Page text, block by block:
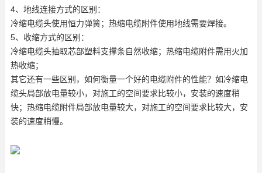
4、地线连接方式的区别：
冷缩电缆头使用恒力弹簧；热缩电缆附件使用地线需要焊接。
5、收缩方式的区别：
冷缩电缆头抽取芯部塑料支撑条自然收缩；热缩电缆附件需用火加
热收缩；
其它还有一些区别，如何衡量一个好的电缆附件的性能？如冷缩电
缆头局部放电量较小，对施工的空间要求比较小，安装的速度稍
快；热缩电缆附件局部放电量较大，对施工的空间要求比较大，安
装的速度稍慢。